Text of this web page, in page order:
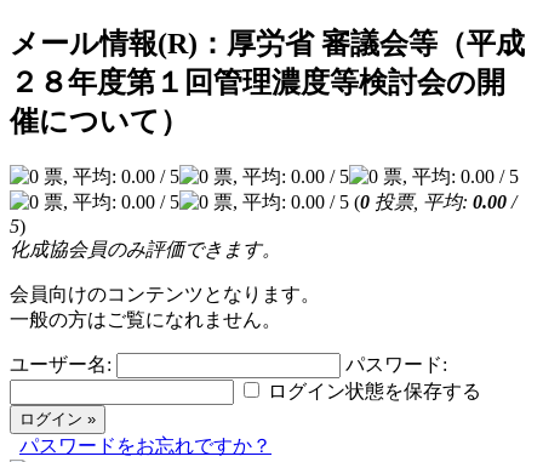
メール情報(R)：厚労省 審議会等（平成
２８年度第１回管理濃度等検討会の開
催について）
(0 投票, 平均: 0.00 /
5)
化成協会員のみ評価できます。
会員向けのコンテンツとなります。
一般の方はご覧になれません。
ユーザー名:
パスワード:
ログイン状態を保存する
パスワードをお忘れですか？